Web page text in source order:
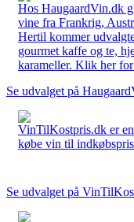
Hos HaugaardVin.dk
vine fra Frankrig,
Hertil kommer
gourmet kaffe og te,
karameller. Klik her for
Se udvalget på
VinTilKostpris.dk er
købe vin til
Se udvalget på